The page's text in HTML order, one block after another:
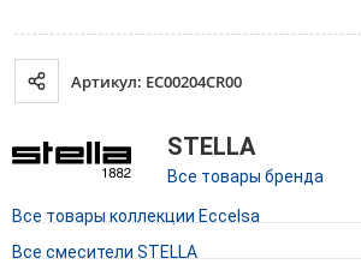
Артикул: EC00204CR00
STELLA
Все товары бренда
Все товары коллекции Eccelsa
Все смесители STELLA